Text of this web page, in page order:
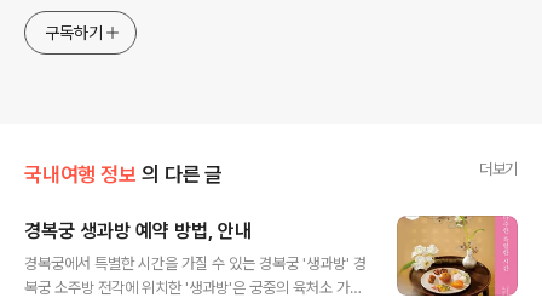
구독하기
국내여행 정보 의 다른 글 더보기
경복궁 생과방 예약 방법, 안내
경복궁에서 특별한 시간을 가질 수 있는 경복궁 '생과방' 경
복궁 소주방 전각에 위치한 '생과방'은 궁중의 육처소 가운